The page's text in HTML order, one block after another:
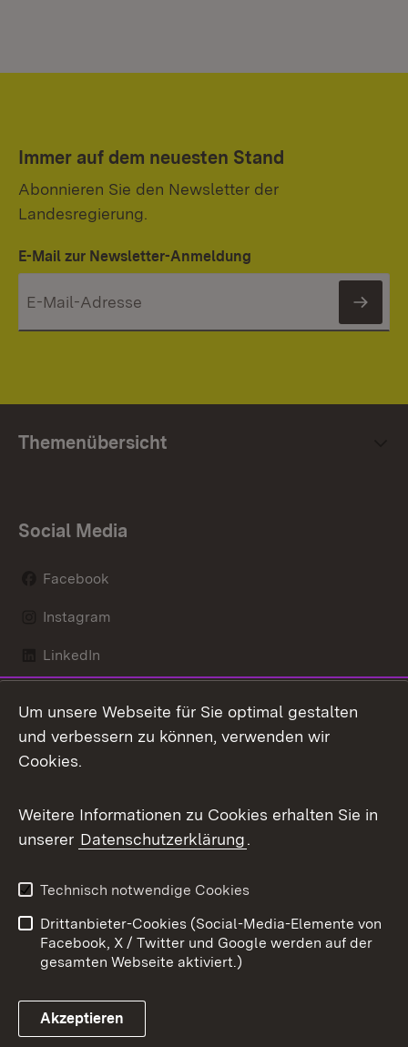
Immer auf dem neuesten Stand
Abonnieren Sie den Newsletter der
Landesregierung.
E-Mail zur Newsletter-Anmeldung
Themenübersicht
Social Media
Facebook
Instagram
LinkedIn
X / Twitter
Youtube
Link zum Landesportal
Kontakt
Datenschutz
Barrierefreiheit
Impressum
Cookies
Um unsere Webseite für Sie optimal gestalten
und verbessern zu können, verwenden wir
Cookies.
Weitere Informationen zu Cookies erhalten Sie in
unserer Datenschutzerklärung.
Technisch notwendige Cookies
Drittanbieter-Cookies (Social-Media-Elemente von
Facebook, X / Twitter und Google werden auf der
gesamten Webseite aktiviert.)
Akzeptieren